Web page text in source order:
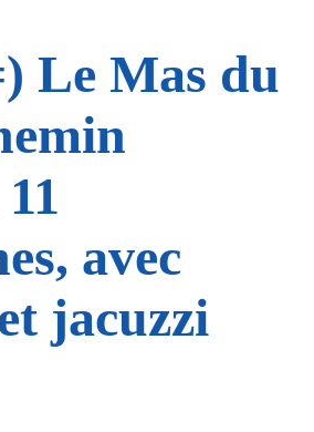
Le Mas du
avec
jacuzzi